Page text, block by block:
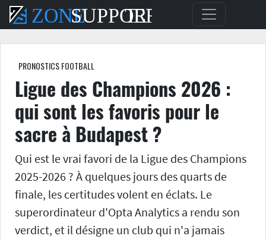
PRONOSTICS FOOTBALL
Ligue des Champions 2026 :
qui sont les favoris pour le
sacre à Budapest ?
Qui est le vrai favori de la Ligue des Champions
2025-2026 ? À quelques jours des quarts de
finale, les certitudes volent en éclats. Le
superordinateur d'Opta Analytics a rendu son
verdict, et il désigne un club qui n'a jamais